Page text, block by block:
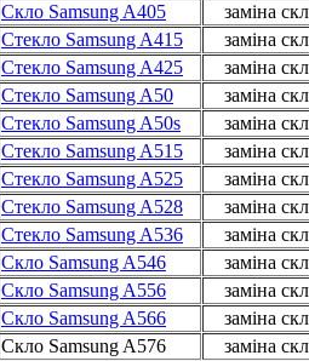
Скло Samsung A405
заміна
Стекло Samsung A415
заміна
Стекло Samsung A425
заміна
Стекло Samsung A50
заміна
Стекло Samsung A50s
заміна
Стекло Samsung A515
заміна
Стекло Samsung A525
заміна
Стекло Samsung A528
заміна
Стекло Samsung A536
заміна
Cкло Samsung A546
заміна
Cкло Samsung A556
заміна
Cкло Samsung A566
заміна
Cкло Samsung A576
заміна